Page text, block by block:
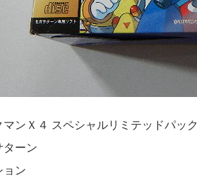
ンＸ４ スペシャルリミテッドパック
ーン
ョン